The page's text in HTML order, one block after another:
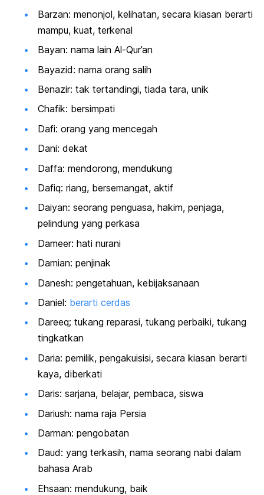
Barzan: menonjol, kelihatan, secara kiasan berarti
mampu, kuat, terkenal
Bayan: nama lain Al-Qur’an
Bayazid: nama orang salih
Benazir: tak tertandingi, tiada tara, unik
Chafik: bersimpati
Dafi: orang yang mencegah
Dani: dekat
Daffa: mendorong, mendukung
Dafiq: riang, bersemangat, aktif
Daiyan: seorang penguasa, hakim, penjaga,
pelindung yang perkasa
Dameer: hati nurani
Damian: penjinak
Danesh: pengetahuan, kebijaksanaan
Daniel: berarti cerdas
Dareeq; tukang reparasi, tukang perbaiki, tukang
tingkatkan
Daria: pemilik, pengakuisisi, secara kiasan berarti
kaya, diberkati
Daris: sarjana, belajar, pembaca, siswa
Dariush: nama raja Persia
Darman: pengobatan
Daud: yang terkasih, nama seorang nabi dalam
bahasa Arab
Ehsaan: mendukung, baik